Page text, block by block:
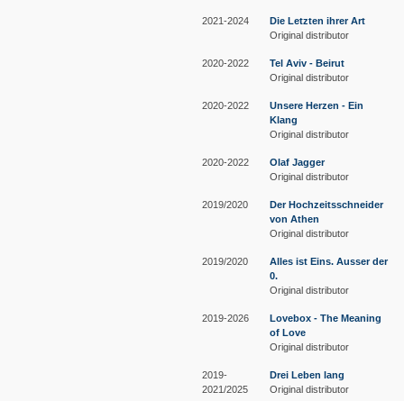
2021-2024
Die Letzten ihrer Art
Original distributor
2020-2022
Tel Aviv - Beirut
Original distributor
2020-2022
Unsere Herzen - Ein
Klang
Original distributor
2020-2022
Olaf Jagger
Original distributor
2019/2020
Der Hochzeitsschneider
von Athen
Original distributor
2019/2020
Alles ist Eins. Ausser der
0.
Original distributor
2019-2026
Lovebox - The Meaning
of Love
Original distributor
2019-
2021/2025
Drei Leben lang
Original distributor